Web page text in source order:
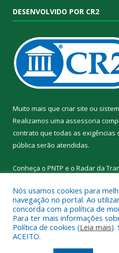
DESENVOLVIDO POR CR2
Muito mais que criar site ou
Realizamos uma assessoria
contrato que todas as exigências
pública serão atendidas.
Conheça o PNTP e o Radar da
Todos os direitos reservados a
Nós usamos cookies para
navegação no portal. Ao
concorda com a política de
Para ter mais informações
Política de cookies (Leia mais).
ACEITO.